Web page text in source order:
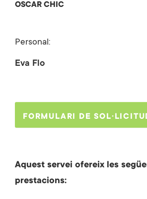
OSCAR CHIC
Personal:
Eva Flo
FORMULARI DE
Aquest servei ofereix les
prestacions: